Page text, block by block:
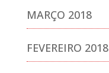
MARÇO 2018
FEVEREIRO 2018